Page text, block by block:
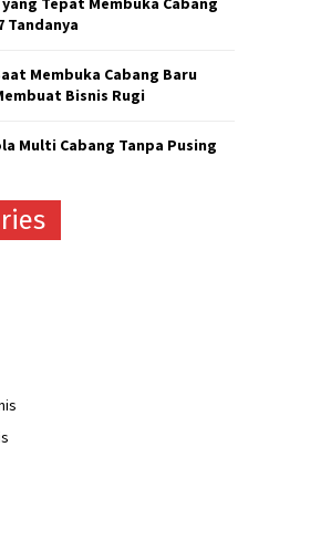
Tandanya
Membuka Cabang Baru
Bisnis Rugi
Multi Cabang Tanpa Pusing